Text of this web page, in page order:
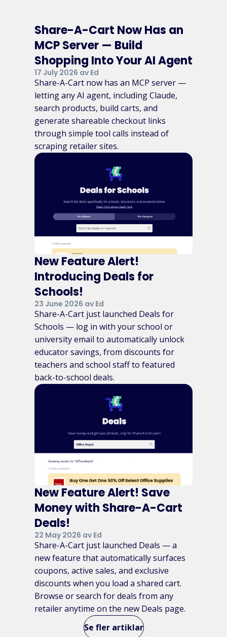
Share-A-Cart Now Has an
MCP Server — Build
Shopping Into Your AI Agent
17 July 2026 av Ed
Share-A-Cart now has an MCP server —
letting any AI agent, including Claude,
search products, build carts, and
generate shareable checkout links
through simple tool calls instead of
scraping retailer sites.
New Feature Alert!
Introducing Deals for
Schools!
23 June 2026 av Ed
Share-A-Cart just launched Deals for
Schools — log in with your school or
university email to automatically unlock
educator savings, from discounts for
teachers and school staff to featured
back-to-school deals.
New Feature Alert! Save
Money with Share-A-Cart
Deals!
22 May 2026 av Ed
Share-A-Cart just launched Deals — a
new feature that automatically surfaces
coupons, active sales, and exclusive
discounts when you load a shared cart.
Browse or search for deals from any
retailer anytime on the new Deals page.
Se fler artiklar